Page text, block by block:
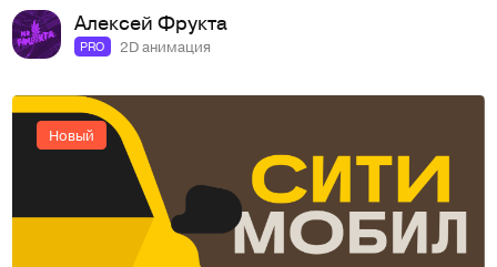
Алексей Фрукта
PRO 2D анимация
Новый